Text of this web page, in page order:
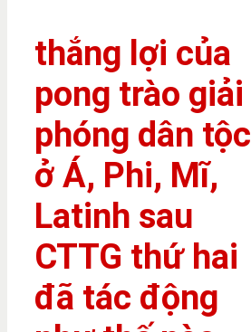
thắng lợi của
pong trào giải
phóng dân tộc
ở Á, Phi, Mĩ,
Latinh sau
CTTG thứ hai
đã tác động